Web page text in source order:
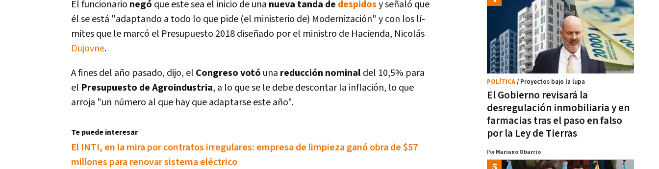
El funcionario negó que este sea el inicio de una nueva tanda de despidosy señaló que
él se está "adaptando a todo lo que pide (el ministerio de) Modernización" y con los lí­
mites que le marcó el Presupuesto 2018 diseñado por el ministro de Hacienda, Nicolás
Dujovne.
A fines del año pasado, dijo, el Congreso votó una reducción nominaldel 10,5% para
el Presupuesto de Agroindustria, a lo que se le debe descontar la inflación, lo que
arroja "un número al que hay que adaptarse este año".
Te puede interesar
El INTI, en la mira por contratos irregulares: empresa de limpieza ganó obra de $57
millones para renovar sistema eléctrico
El Gobierno revisará la
desregulación inmobiliaria y en
farmacias tras el paso en falso
por la Ley de Tierras
POLÍTICA/ Proyectos bajo la lupa
Por Mariano Obarrio